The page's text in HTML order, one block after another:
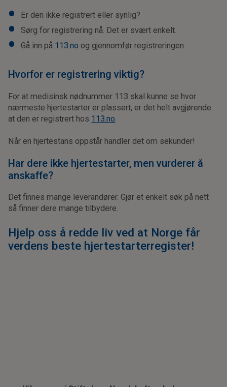
Er den ikke registrert eller synlig?
Sørg for registrering nå. Det er svært enkelt.
Gå inn på 113.no og gjennomfør registreringen.
Hvorfor er registrering viktig?
For at medisinsk nødnummer 113 skal kunne se hvor
nærmeste hjertestarter er plassert, er det helt avgjørende
at den er registrert hos 113.no
Når en hjertestans oppstår handler det om sekunder!
Har dere ikke hjertestarter, men vurderer å
anskaffe?
Det finnes mange leverandører. Gjør et enkelt søk på nett
så finner dere mange tilbydere.
Hjelp oss å redde liv ved at Norge får
verdens beste hjertestarterregister!